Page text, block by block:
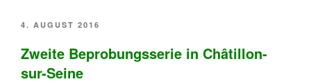
VERÖFFENTLICHT
4. AUGUST 2016
Zweite Beprobungsserie in Châtillon-
sur-Seine